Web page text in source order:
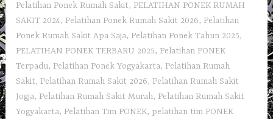
Pelatihan Ponek Rumah Sakit, PELATIHAN PONEK RUMAH
SAKIT 2024, Pelatihan Ponek Rumah Sakit 2026, Pelatihan
Ponek Rumah Sakit Apa Saja, Pelatihan Ponek Tahun 2025,
PELATIHAN PONEK TERBARU 2025, Pelatihan PONEK
Terpadu, Pelatihan Ponek Yogyakarta, Pelatihan Rumah
Sakit‎, Pelatihan Rumah Sakit 2026, Pelatihan Rumah Sakit
Jogja, Pelatihan Rumah Sakit Murah, Pelatihan Rumah Sakit
Yogyakarta, Pelatihan Tim PONEK, pelatihan tim PONEK